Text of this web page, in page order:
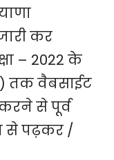
कर
– 2022 के
तक वैबसाईट
से पूर्व
से पढ़कर /